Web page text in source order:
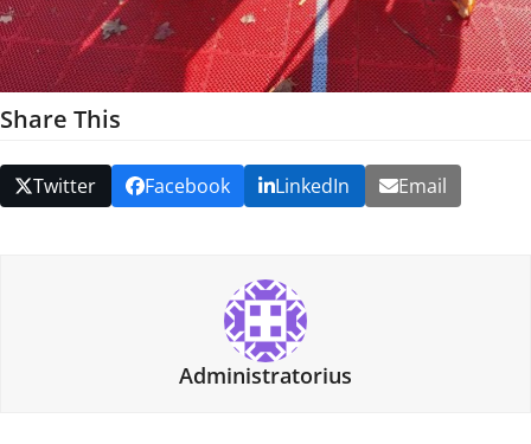
Share This
Twitter Facebook LinkedIn Email
Administratorius